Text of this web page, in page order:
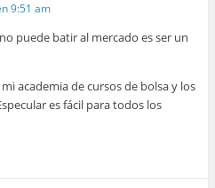
9:51 am
puede batir al mercado es ser un
academia de cursos de bolsa y los
es fácil para todos los